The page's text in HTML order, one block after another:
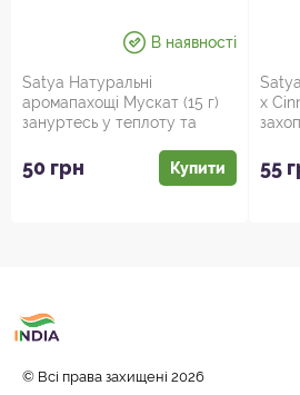
В наявності
Satya Натуральні
аромапахощі Мускат (15 г)
зануртесь у теплоту та
Натура...
50 грн Купити
x
55
© Всі права захищені 2026